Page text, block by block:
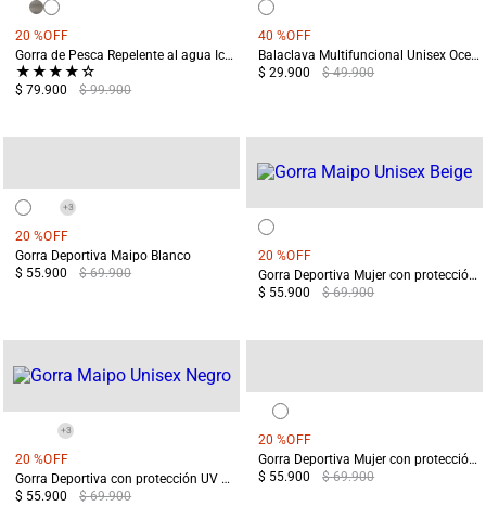
20 %OFF
Gorra de Pesca Repelente al agua Ica Negra
★★★★☆
$ 79.900 $ 99.900
40 %OFF
Balaclava Multifuncional Unisex Oceta Gris
$ 29.900
$ 49.900
+3
20 %OFF
Gorra Deportiva Maipo Blanco
$ 55.900
$ 69.900
20 %OFF
Gorra Deportiva Mujer con protección UV Maipo Blanca
$ 55.900
$ 69.900
+3
20 %OFF
Gorra Deportiva con protección UV Maipo Negra
$ 55.900
$ 69.900
20 %OFF
Gorra Deportiva Mujer con protección UV Maipo Negra
$ 55.900
$ 69.900